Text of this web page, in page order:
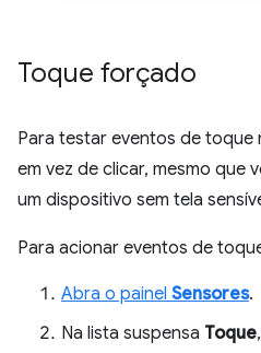
Toque forçado
Para testar eventos de
em vez de clicar, mesmo que
um dispositivo sem tela
Para acionar eventos de
Abra o painel Sensores.
Na lista suspensa Toque